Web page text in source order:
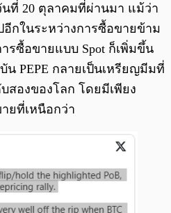
ที่ 20 ตุลาคมที่ผ่านมา แม้ว่า
อีกในระหว่างการซื้อขายข้าม
ซื้อขายแบบ Spot ก็เพิ่มขึ้น
น PEPE กลายเป็นเหรียญมีมที่
สองของโลก โดยมีเพียง
ยที่เหนือกว่า